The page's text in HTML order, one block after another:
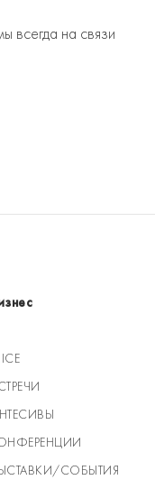
всегда на связи
СОБЫТИЯ